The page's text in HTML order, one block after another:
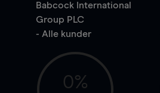
Babcock International
Group PLC
- Alle kunder
0%